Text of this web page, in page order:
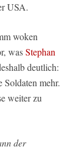
USA.
woken
wasStephan
deutlich:
Soldaten mehr.
weiter zu
der